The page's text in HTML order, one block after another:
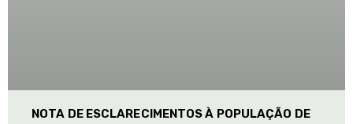
NOTA DE ESCLARECIMENTOS À POPULAÇÃO DE